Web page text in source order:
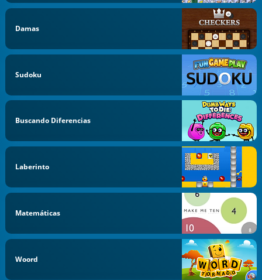
Damas
Sudoku
Buscando Diferencias
Laberinto
Matemáticas
Woord